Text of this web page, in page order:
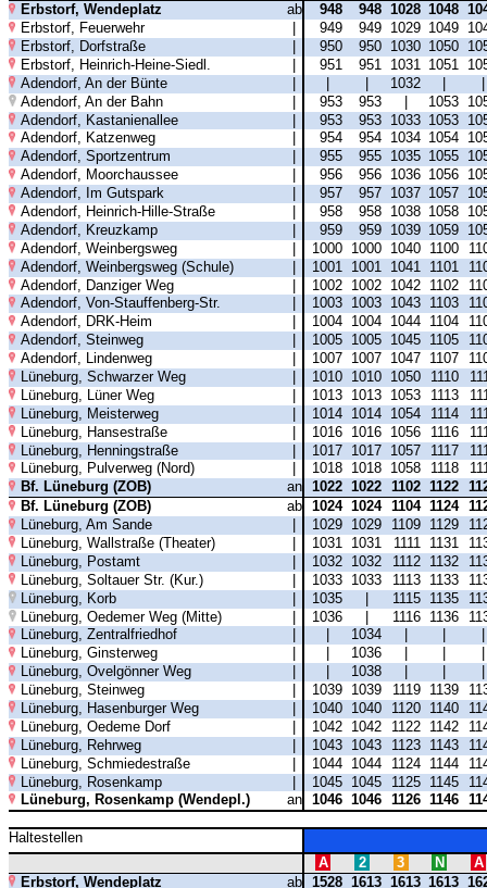
Erbstorf, Wendeplatz
ab 948 948 1028 1048
Erbstorf, Feuerwehr
949 949 1029 1049
Erbstorf, Dorfstraße
950 950 1030 1050
Erbstorf, Heinrich-Heine-Siedl.
951 951 1031 1051
Adendorf, An der Bünte
1032
Adendorf, An der Bahn
| 953 953 | 1053
Adendorf, Kastanienallee
| 953 953 1033 1053
Adendorf, Katzenweg
954 954 1034 1054
Adendorf, Sportzentrum
955 955 1035 1055
Adendorf, Moorchaussee
956 956 1036 1056
Adendorf, Im Gutspark
957 957 1037 1057
Adendorf, Heinrich-Hille-Straße
958 958 1038 1058
Adendorf, Kreuzkamp
959 959 1039 1059
Adendorf, Weinbergsweg
1000 1000 1040 1100
Adendorf, Weinbergsweg (Schule)
| 1001 1001 1041 1101
Adendorf, Danziger Weg
| 1002 1002 1042 1102
Adendorf, Von-Stauffenberg-Str.
1003 1003 1043 1103
Adendorf, DRK-Heim
1004 1004 1044 1104
Adendorf, Steinweg
1005 1005 1045 1105
Adendorf, Lindenweg
1007 1007 1047 1107
Lüneburg, Schwarzer Weg
1010 1010 1050 1110
Lüneburg, Lüner Weg
1013 1013 1053 1113
Lüneburg, Meisterweg
1014 1014 1054 1114
Lüneburg, Hansestraße
| 1016 1016 1056 1116
Lüneburg, Henningstraße
| 1017 1017 1057 1117
Lüneburg, Pulverweg (Nord)
1018 1018 1058 1118
Bf. Lüneburg (ZOB)
an 1022 1022 1102 1122
Bf. Lüneburg (ZOB)
ab 1024 1024 1104 1124
Lüneburg, Am Sande
1029 1029 1109 1129
Lüneburg, Wallstraße (Theater)
1031 1031 1111 1131
Lüneburg, Postamt
1032 1032 1112 1132
Lüneburg, Soltauer Str. (Kur.)
1033 1033 1113 1133
Lüneburg, Korb
| 1035 | 1115 1135
Lüneburg, Oedemer Weg (Mitte)
| 1036 | 1116 1136
Lüneburg, Zentralfriedhof
1034
Lüneburg, Ginsterweg
1036
Lüneburg, Ovelgönner Weg
1038
Lüneburg, Steinweg
1039 1039 1119 1139
Lüneburg, Hasenburger Weg
1040 1040 1120 1140
Lüneburg, Oedeme Dorf
1042 1042 1122 1142
Lüneburg, Rehrweg
1043 1043 1123 1143
Lüneburg, Schmiedestraße
| 1044 1044 1124 1144
Lüneburg, Rosenkamp
| 1045 1045 1125 1145
Lüneburg, Rosenkamp (Wendepl.)
an 1046 1046 1126 1146
Haltestellen
A
2 3 N
A
Erbstorf, Wendeplatz
ab 1528 1613 1613 1613